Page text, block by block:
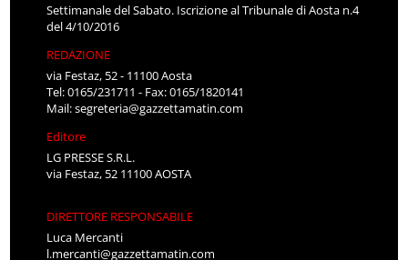
Settimanale del Sabato. Iscrizione al Tribunale di Aosta n.4
del 4/10/2016
REDAZIONE
via Festaz, 52 - 11100 Aosta
Tel: 0165/231711 - Fax: 0165/1820141
Mail:segreteria@gazzettamatin.com
Editore
LG PRESSE S.R.L.
via Festaz, 52 11100 AOSTA
DIRETTORE RESPONSABILE
Luca Mercanti
l.mercanti@gazzettamatin.com